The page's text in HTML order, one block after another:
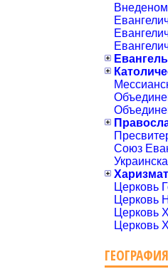
Союз
Церковь
Церковь
Церковь
Церковь
ГЕОГРАФИЯ